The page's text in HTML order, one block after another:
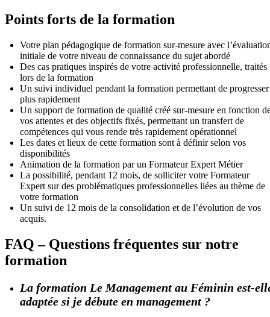
Points forts de la formation
Votre plan pédagogique de formation sur-mesure avec
initiale de votre niveau de connaissance du sujet abordé
Des cas pratiques inspirés de votre activité professionnelle, traités
lors de la formation
Un suivi individuel pendant la formation permettant de progresser
plus rapidement
Un support de formation de qualité créé sur-mesure en fonction
vos attentes et des objectifs fixés, permettant un transfert de
compétences qui vous rende très rapidement opérationnel
Les dates et lieux de cette formation sont à définir selon vos
disponibilités
Animation de la formation par un Formateur Expert Métier
La possibilité, pendant 12 mois, de solliciter votre Formateur
Expert sur des problématiques professionnelles liées au thème de
votre formation
Un suivi de 12 mois de la consolidation et de l’évolution de vos
acquis.
FAQ – Questions fréquentes sur notre
formation
La formation Le Management au Féminin est-
adaptée si je débute en management ?